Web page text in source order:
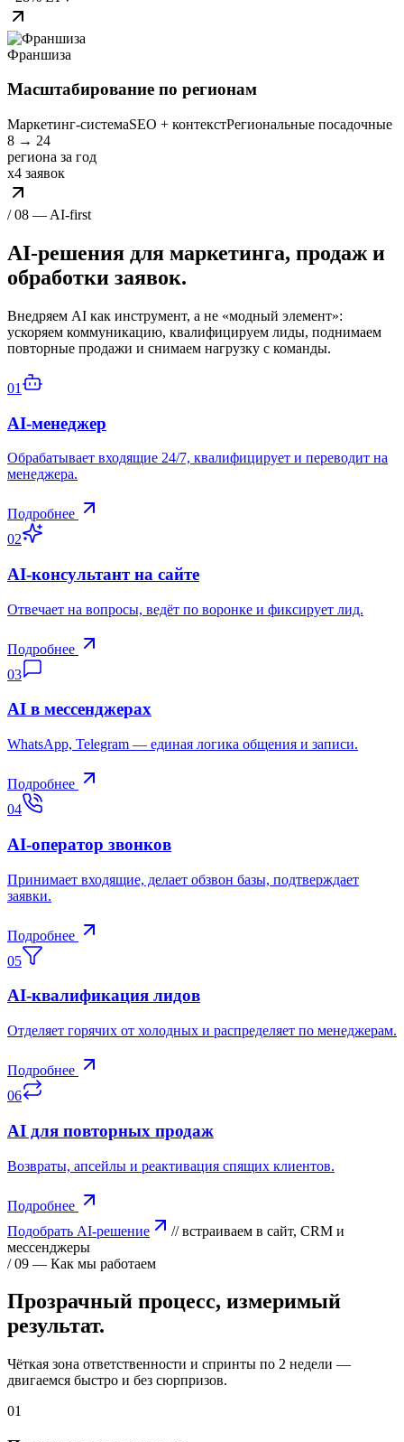
Франшиза
Масштабирование по регионам
Маркетинг‑системаSEO + контекстРегиональные посадочные
8 → 24
региона за год
x4 заявок
/ 08 — AI‑first
AI‑решения для маркетинга, продаж и
обработки заявок.
Внедряем AI как инструмент, а не «модный элемент»:
ускоряем коммуникацию, квалифицируем лиды, поднимаем
повторные продажи и снимаем нагрузку с команды.
01
AI‑менеджер
Обрабатывает входящие 24/7, квалифицирует и переводит на
менеджера.
Подробнее
02
AI‑консультант на сайте
Отвечает на вопросы, ведёт по воронке и фиксирует лид.
Подробнее
03
AI в мессенджерах
WhatsApp, Telegram — единая логика общения и записи.
Подробнее
04
AI‑оператор звонков
Принимает входящие, делает обзвон базы, подтверждает
заявки.
Подробнее
05
AI‑квалификация лидов
Отделяет горячих от холодных и распределяет по менеджерам.
Подробнее
06
AI для повторных продаж
Возвраты, апсейлы и реактивация спящих клиентов.
Подробнее
Подобрать AI‑решение
// встраиваем в сайт, CRM и
мессенджеры
/ 09 — Как мы работаем
Прозрачный процесс, измеримый
результат.
Чёткая зона ответственности и спринты по 2 недели —
двигаемся быстро и без сюрпризов.
01